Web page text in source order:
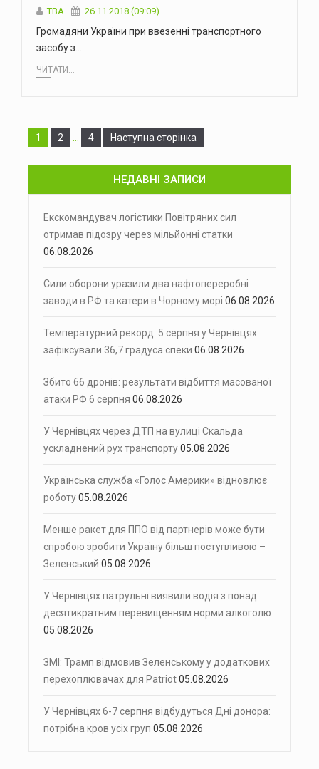
TBA 26.11.2018 (09:09)
Громадяни України при ввезенні транспортного
засобу з…
ЧИТАТИ...
Сторінка
1 Сторінка
2 Сторінка
4 Наступна сторінка
НЕДАВНІ ЗАПИСИ
Екскомандувач логістики Повітряних сил
отримав підозру через мільйонні статки
06.08.2026
Сили оборони уразили два нафтопереробні
заводи в РФ та катери в Чорному морі 06.08.2026
Температурний рекорд: 5 серпня у Чернівцях
зафіксували 36,7 градуса спеки 06.08.2026
Збито 66 дронів: результати відбиття масованої
атаки РФ 6 серпня 06.08.2026
У Чернівцях через ДТП на вулиці Скальда
ускладнений рух транспорту05.08.2026
Українська служба «Голос Америки» відновлює
роботу05.08.2026
Менше ракет для ППО від партнерів може бути
спробою зробити Україну більш поступливою –
Зеленський 05.08.2026
У Чернівцях патрульні виявили водія з понад
десятикратним перевищенням норми алкоголю
05.08.2026
ЗМІ: Трамп відмовив Зеленському у додаткових
перехоплювачах для Patriot05.08.2026
У Чернівцях 6-7 серпня відбудуться Дні донора:
потрібна кров усіх груп 05.08.2026